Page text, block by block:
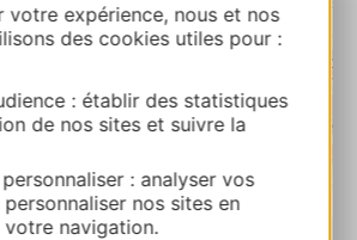
votre expérience, nous et nos
des cookies utiles pour :
: établir des statistiques
de nos sites et suivre la
: analyser vos
nos sites en
navigation.
Leaflet| Map data ©OpenStreetMap contributors